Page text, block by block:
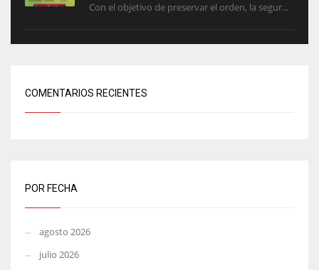
Con el objetivo de preservar el orden, la segur...
COMENTARIOS RECIENTES
POR FECHA
agosto 2026
julio 2026